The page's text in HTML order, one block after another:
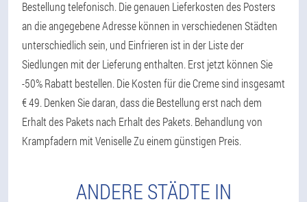
Bestellung telefonisch. Die genauen Lieferkosten des Posters
an die angegebene Adresse können in verschiedenen Städten
unterschiedlich sein, und Einfrieren ist in der Liste der
Siedlungen mit der Lieferung enthalten. Erst jetzt können Sie
-50% Rabatt bestellen. Die Kosten für die Creme sind insgesamt
€ 49. Denken Sie daran, dass die Bestellung erst nach dem
Erhalt des Pakets nach Erhalt des Pakets. Behandlung von
Krampfadern mit Veniselle Zu einem günstigen Preis.
ANDERE STÄDTE IN